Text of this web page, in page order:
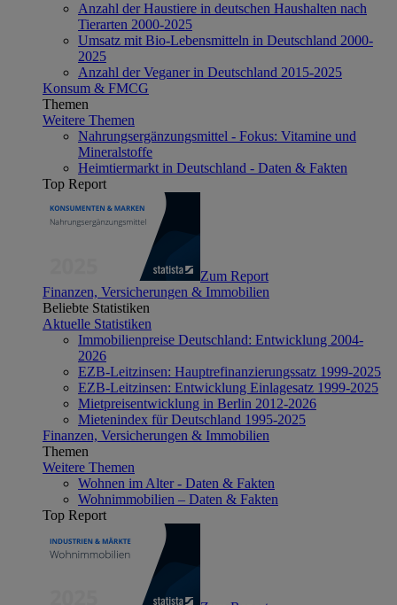
Anzahl der Haustiere in deutschen Haushalten nach
Tierarten 2000-2025
Umsatz mit Bio-Lebensmitteln in Deutschland 2000-
2025
Anzahl der Veganer in Deutschland 2015-2025
Konsum & FMCG
Themen
Weitere Themen
Nahrungsergänzungsmittel - Fokus: Vitamine und
Mineralstoffe
Heimtiermarkt in Deutschland - Daten & Fakten
Top Report
Zum Report
Finanzen, Versicherungen & Immobilien
Beliebte Statistiken
Aktuelle Statistiken
Immobilienpreise Deutschland: Entwicklung 2004-
2026
EZB-Leitzinsen: Hauptrefinanzierungssatz 1999-2025
EZB-Leitzinsen: Entwicklung Einlagesatz 1999-2025
Mietpreisentwicklung in Berlin 2012-2026
Mietenindex für Deutschland 1995-2025
Finanzen, Versicherungen & Immobilien
Themen
Weitere Themen
Wohnen im Alter - Daten & Fakten
Wohnimmobilien – Daten & Fakten
Top Report